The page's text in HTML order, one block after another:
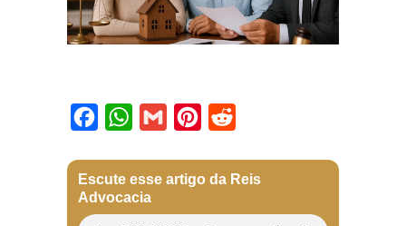
Escute esse artigo da Reis
Advocacia